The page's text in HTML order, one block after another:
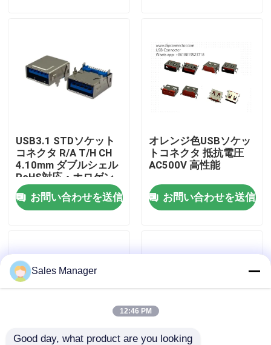
私達について
品質管理
接触米国
DIP USB コネクタ
USB タイプ C コネクタ
USB3.1 STDソケット
コネクタ R/A T/H CH
4.10mm ダブルシェル
RoHS対応・ホロゲン
フリー
お問い合わせを送信
オレンジ色USBソケッ
トコネクタ 抵抗電圧
AC500V 高性能
お問い合わせを送信
Sales Manager
12:46 PM
Good day, what product are you looking